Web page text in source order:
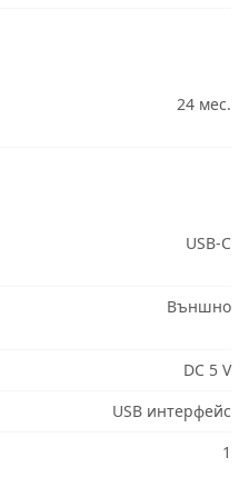
24 мес.
USB-C
Външно
DC 5 V
USB интерфейс
1